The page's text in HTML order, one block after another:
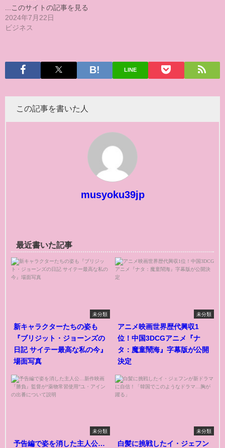
...このサイトの記事を見る
2024年7月22日
ビジネス
LINE
この記事を書いた人
musyoku39jp
最近書いた記事
未分類
新キャラクターたちの姿も
『ブリジット・ジョーンズの
日記 サイテー最高な私の今』
場面写真
未分類
アニメ映画世界歴代興収1
位！中国3DCGアニメ『ナ
タ：魔童鬧海』字幕版が公開
決定
未分類
予告編で姿を消した主人公…
未分類
白髪に挑戦したイ・ジェフン